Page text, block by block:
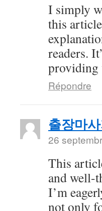
I simply
this
readers.
providing
Répondre
출장마
26
This
and well-
I’m
not only